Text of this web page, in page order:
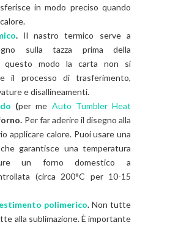
in modo preciso quando
.Il nastro termico serve a
sulla tazza prima della
questo modo la carta non si
il processo di trasferimento,
e disallineamenti.
(per me Auto Tumbler Heat
Per far aderire il disegno alla
applicare calore. Puoi usare una
garantisce una temperatura
un forno domestico a
(circa 200°C per 10-15
polimerico.Non tutte
alla sublimazione. È importante